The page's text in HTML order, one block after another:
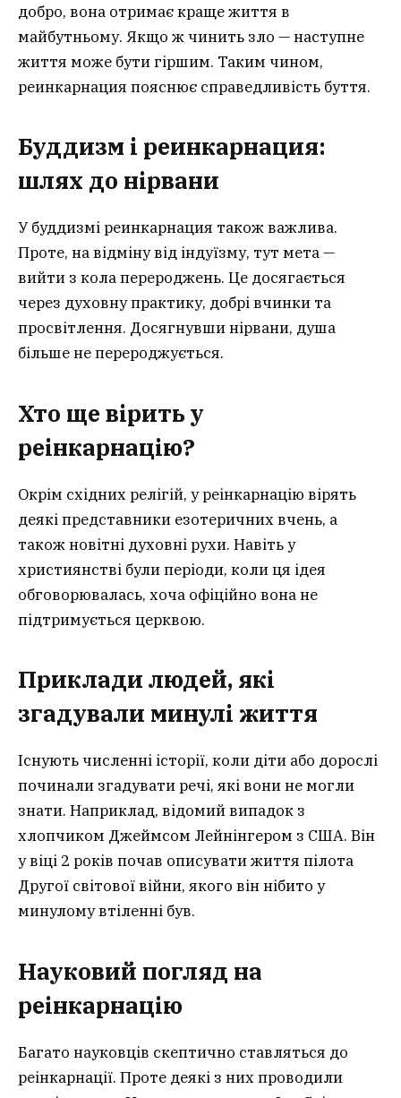
добро, вона отримає краще життя в
майбутньому. Якщо ж чинить зло — наступне
життя може бути гіршим. Таким чином,
реинкарнация пояснює справедливість буття.
Буддизм і реинкарнация:
шлях до нірвани
У буддизмі реинкарнация також важлива.
Проте, на відміну від індуїзму, тут мета —
вийти з кола перероджень. Це досягається
через духовну практику, добрі вчинки та
просвітлення. Досягнувши нірвани, душа
більше не перероджується.
Хто ще вірить у
реінкарнацію?
Окрім східних релігій, у реінкарнацію вірять
деякі представники езотеричних вчень, а
також новітні духовні рухи. Навіть у
християнстві були періоди, коли ця ідея
обговорювалась, хоча офіційно вона не
підтримується церквою.
Приклади людей, які
згадували минулі життя
Існують численні історії, коли діти або дорослі
починали згадувати речі, які вони не могли
знати. Наприклад, відомий випадок з
хлопчиком Джеймсом Лейнінгером з США. Він
у віці 2 років почав описувати життя пілота
Другої світової війни, якого він нібито у
минулому втіленні був.
Науковий погляд на
реінкарнацію
Багато науковців скептично ставляться до
реінкарнації. Проте деякі з них проводили